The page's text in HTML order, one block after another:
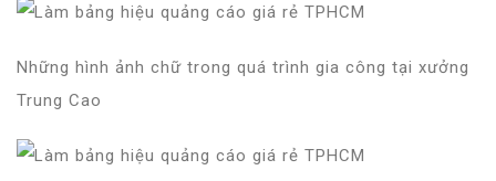
Những hình ảnh chữ trong quá trình gia công tại xưởng
Trung Cao